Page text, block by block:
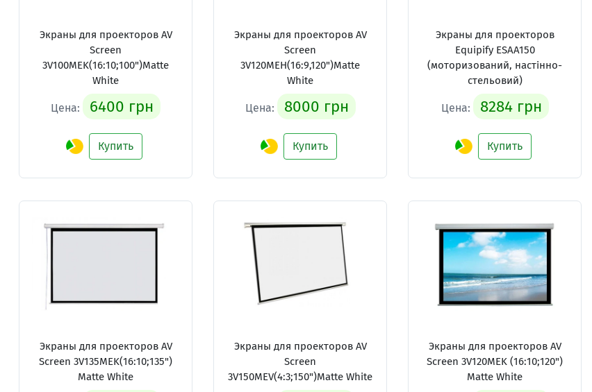
Экраны для проекторов AV
Screen
3V100MEK(16:10;100")Matte
White
Цена: 6400 грн
Купить
Экраны для проекторов AV
Screen
3V120MEH(16:9,120")Matte
White
Цена: 8000 грн
Купить
Экраны для проекторов
Equipify ESAA150
(моторизований, настінно-
стельовий)
Цена: 8284 грн
Купить
Экраны для проекторов AV
Screen 3V135MEK(16:10;135")
Matte White
Экраны для проекторов AV
Screen
3V150MEV(4:3;150")Matte White
Экраны для проекторов AV
Screen 3V120MEK (16:10;120")
Matte White